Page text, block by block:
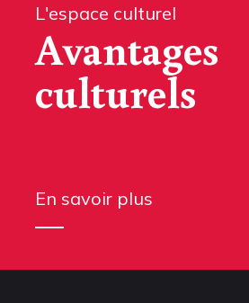
L'espace culturel
Avantages
culturels
En savoir plus